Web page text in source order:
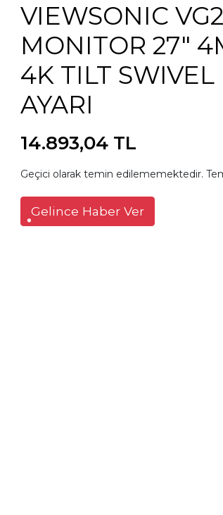
VIEWSONIC
MONITOR 27"
4K TILT
AYARI
14.893,04 TL
Geçici olarak temin edilememektedir.
Gelince Haber Ver